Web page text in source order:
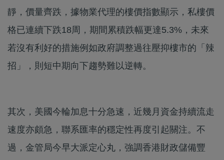
靜，價量齊跌，據物業代理的樓價指數顯示，私樓價
格已連續下跌18周，期間累積跌幅更達5.3%，未來
若沒有利好的措施例如政府調整過往壓抑樓市的「辣
招」，則短中期向下趨勢難以逆轉。
其次，美國今輪加息十分急速，近幾月資金持續流走
速度亦頗急，聯系匯率的穩定性再度引起關注。不
過，金管局今早大派定心丸，強調香港財政儲備豐